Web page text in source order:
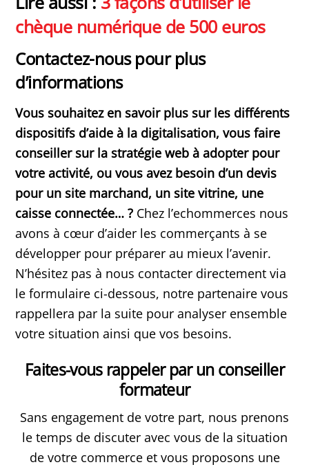
chèque numérique de 500 euros
Contactez-nous pour plus
d’informations
Vous souhaitez en savoir plus sur les différents
dispositifs d’aide à la digitalisation, vous faire
conseiller sur la stratégie web à adopter pour
votre activité, ou vous avez besoin d’un devis
pour un site marchand, un site vitrine, une
caisse connectée… ? Chez l’echommerces nous
avons à cœur d’aider les commerçants à se
développer pour préparer au mieux l’avenir.
N’hésitez pas à nous contacter directement via
le formulaire ci-dessous, notre partenaire vous
rappellera par la suite pour analyser ensemble
votre situation ainsi que vos besoins.
Faites-vous rappeler par un conseiller
formateur
Sans engagement de votre part, nous prenons
le temps de discuter avec vous de la situation
de votre commerce et vous proposons une